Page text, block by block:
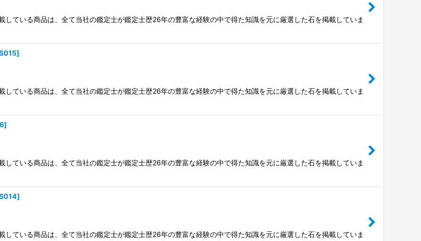
ている商品は、全て当社の鑑定士が鑑定士歴26年の豊富な経験の中で得た知識を元に厳選した石を掲載していま
]
ている商品は、全て当社の鑑定士が鑑定士歴26年の豊富な経験の中で得た知識を元に厳選した石を掲載していま
]
ている商品は、全て当社の鑑定士が鑑定士歴26年の豊富な経験の中で得た知識を元に厳選した石を掲載していま
]
ている商品は、全て当社の鑑定士が鑑定士歴26年の豊富な経験の中で得た知識を元に厳選した石を掲載していま